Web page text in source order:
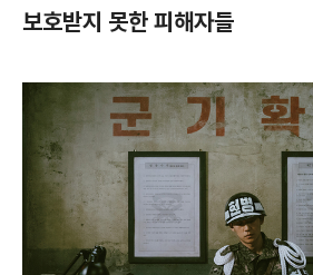
보호받지 못한 피해자들